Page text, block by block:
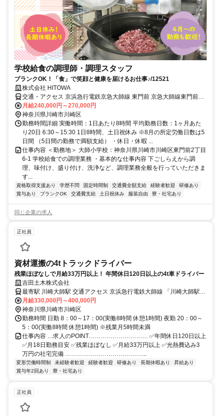
学校給食の調理師・調理スタッフ
ブランクOK！「食」で笑顔と健康を届けるお仕事♪/12521
株式会社 HITOWA
交通・アクセス 京浜急行電鉄京急大師線 東門前 京急大師線東門前駅
より徒歩５分
月給240,000円～270,000円
神奈川県川崎市川崎区
勤務時間詳細 実働時間：1日あたり8時間 平均勤務日数：1ヶ月あた
り20日 6:30～15:30 1日8時間、土日祝休み ※8月の所定労働日数は5
日間 （5日間の勤務で満額支給） ・休日・休暇 ...
仕事内容 ＜勤務地＞ 大師小学校：神奈川県川崎市川崎区東門前2丁目
6-1 学校給食での調理業務 ・基本的な仕事内容 下ごしらえから調
理、味付け、盛り付け、洗浄など、調理業務全般を行っていただきま
す...
資格取得支援あり 学歴不問 固定時間制 交通費全額支給 経験者歓迎
研修あり
賞与あり
ブランクOK 交通費支給 土日祝休み 服装自由 寮・社宅あり
同じ企業の求人
正社員
資材運搬の4tトラックドライバー
残業ほぼなしで月給33万円以上！ 年間休日120日以上の4t車ドライバー
吉田土木株式会社
最寄駅 川崎大師駅 交通アクセス 京浜急行電鉄大師線 「川崎大師駅」
より車で5分
月給330,000円～400,000円
神奈川県川崎市川崎区
勤務時間 日勤 8：00～17：00(実働8時間 休憩1時間) 夜勤 20：00～
5：00(実働8時間 休憩1時間) ※残業月5時間未満
仕事内容 …求人のPOINT………………………… ✅年間休日120日以上
✅月18日勤務目安 ✅残業ほぼなし ✅月給33万円以上 ✅光熱費込み3
万円の社宅完備 …………………………………...
変形労働時間制 未経験者歓迎 経験者歓迎 研修あり 長期休暇あり
昇給あり
賞与年2回あり
寮・社宅あり
正社員